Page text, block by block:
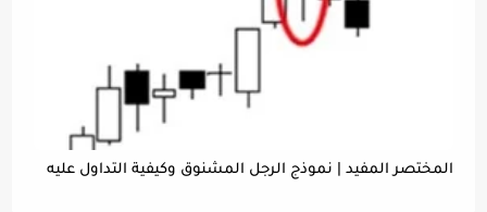
المختصر المفيد | نموذج الرجل المشنوق وكيفية التداول عليه